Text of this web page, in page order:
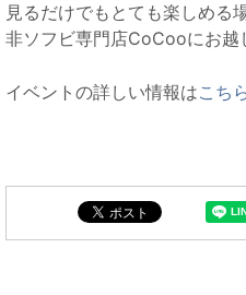
見るだけでもとても楽しめる
非ソフビ専門店CoCooにお越
イベントの詳しい情報はこち